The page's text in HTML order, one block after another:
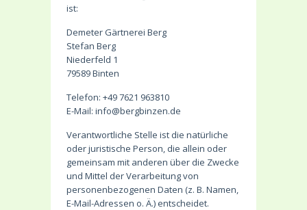
ist:
Demeter Gärtnerei Berg
Stefan Berg
Niederfeld 1
79589 Binten
Telefon: +49 7621 963810
E-Mail: info@bergbinzen.de
Verantwortliche Stelle ist die natürliche
oder juristische Person, die allein oder
gemeinsam mit anderen über die Zwecke
und Mittel der Verarbeitung von
personenbezogenen Daten (z. B. Namen,
E-Mail-Adressen o. Ä.) entscheidet.